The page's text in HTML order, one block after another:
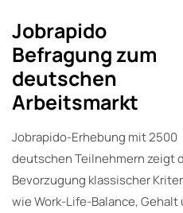
Jobrapido
Befragung zum
deutschen
Arbeitsmarkt
Jobrapido-Erhebung mit 2500
deutschen Teilnehmern zeigt
Bevorzugung klassischer
wie Work-Life-Balance,